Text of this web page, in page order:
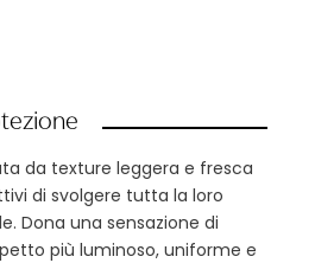
da texture leggera e fresca
di svolgere tutta la loro
Dona una sensazione di
più luminoso, uniforme e